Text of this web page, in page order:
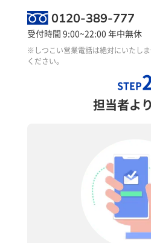
0120-389-777
受付時間 9:00~22:00 年中無休
※しつこい営業電話は絶対にいたし
ください。
STEP
担当者よ